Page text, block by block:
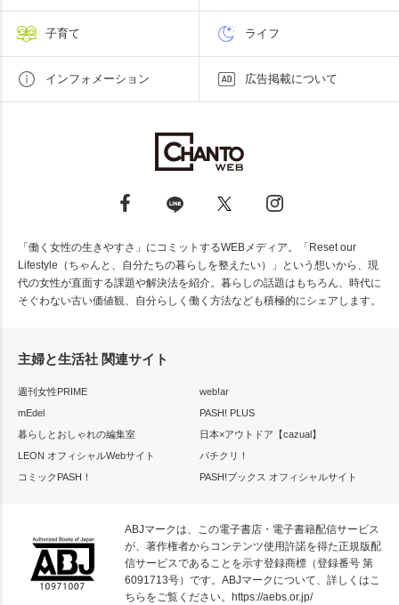
子育て ライフ
インフォメーション 広告掲載について
「働く女性の生きやすさ」にコミットするWEBメディア。「Reset our
Lifestyle（ちゃんと、自分たちの暮らしを整えたい）」という想いから、現
代の女性が直面する課題や解決法を紹介。暮らしの話題はもちろん、時代に
そぐわない古い価値観、自分らしく働く方法なども積極的にシェアします。
主婦と生活社 関連サイト
週刊女性PRIME
web!ar
mEdel
PASH! PLUS
暮らしとおしゃれの編集室
日本×アウトドア【cazual】
LEON オフィシャルWebサイト
パチクリ！
コミックPASH！
PASH!ブックス オフィシャルサイト
ABJマークは、この電子書店・電子書籍配信サービス
が、著作権者からコンテンツ使用許諾を得た正規版配
信サービスであることを示す登録商標（登録番号 第
6091713号）です。ABJマークについて、詳しくはこ
ちらをご覧ください。
https://aebs.or.jp/